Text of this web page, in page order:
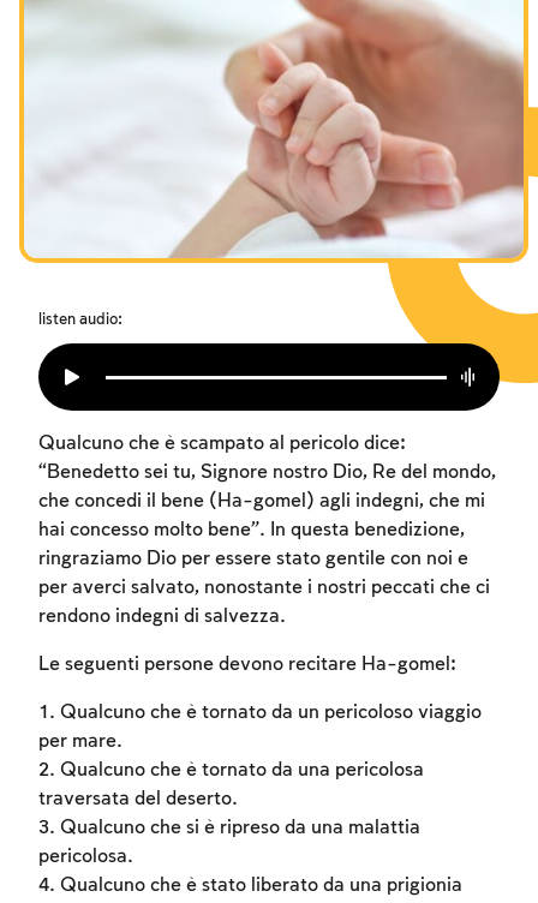
I digiuni commemorativi della distruzione del Tempio
listen audio:
Qualcuno che è scampato al pericolo dice:
“Benedetto sei tu, Signore nostro Dio, Re del mondo,
che concedi il bene (Ha-gomel) agli indegni, che mi
hai concesso molto bene”. In questa benedizione,
ringraziamo Dio per essere stato gentile con noi e
per averci salvato, nonostante i nostri peccati che ci
rendono indegni di salvezza.
Le seguenti persone devono recitare Ha-gomel:
1. Qualcuno che è tornato da un pericoloso viaggio
per mare.
2. Qualcuno che è tornato da una pericolosa
traversata del deserto.
3. Qualcuno che si è ripreso da una malattia
pericolosa.
4. Qualcuno che è stato liberato da una prigionia